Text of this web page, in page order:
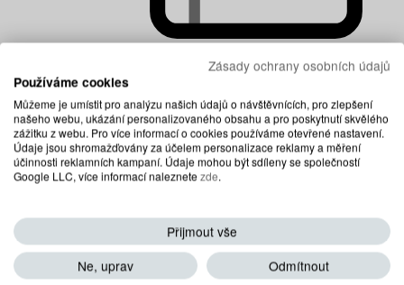
Dětské matrace
Zásady ochrany osobních údajů
Používáme cookies
Můžeme je umístit pro analýzu našich údajů o návštěvnících, pro zlepšení
našeho webu, ukázání personalizovaného obsahu a pro poskytnutí skvělého
zážitku z webu. Pro více informací o cookies používáme otevřené nastavení.
Údaje jsou shromažďovány za účelem personalizace reklamy a měření
účinnosti reklamních kampaní. Údaje mohou být sdíleny se společností
Google LLC, více informací naleznetezde.
Přijmout vše
Ne, uprav
Odmítnout